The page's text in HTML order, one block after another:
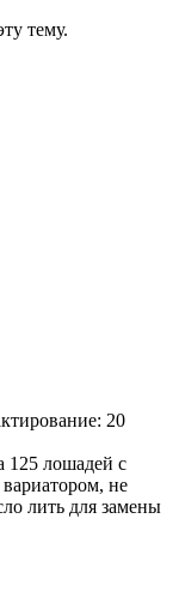
тему.
: 20
125 лошадей с
не
лить для замены